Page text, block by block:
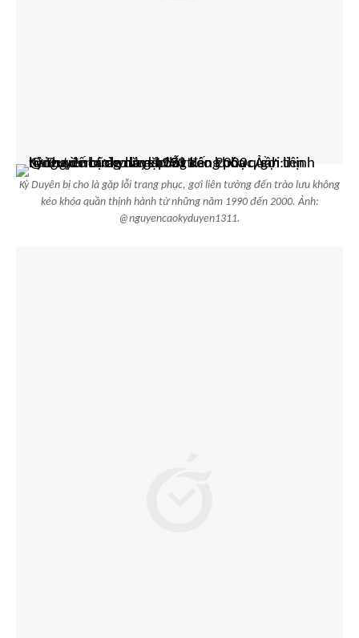
Kỳ Duyên bị cho là gặp lỗi trang phục, gợi liên tưởng đến trào lưu không
kéo khóa quần thịnh hành từ những năm 1990 đến 2000. Ảnh:
@nguyencaokyduyen1311.